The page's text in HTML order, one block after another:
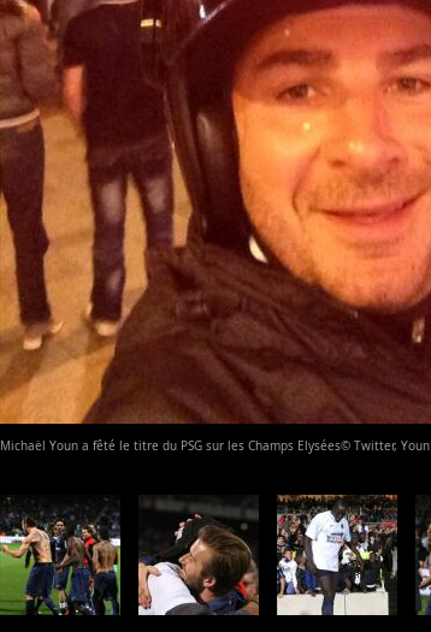
Michaël Youn a fêté le titre du PSG sur les Champs Elysées© Twitter, Youn